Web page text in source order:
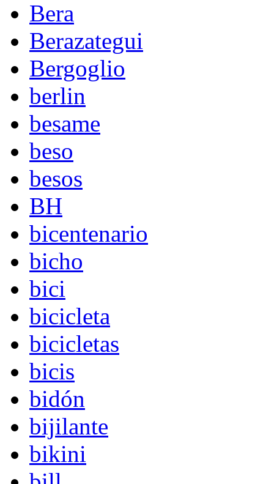
Bera
Berazategui
Bergoglio
berlin
besame
beso
besos
BH
bicentenario
bicho
bici
bicicleta
bicicletas
bicis
bidón
bijilante
bikini